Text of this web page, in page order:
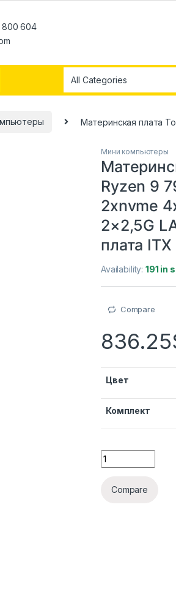
604
Материнская плата
Мини компьютеры
Ryzen 9
2xnvme
2×2,5G
плата ITX
Availability:191 in
Compare
836.25
Цвет
Комплект
Compare